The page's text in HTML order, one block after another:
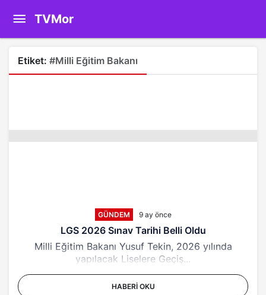
TVMor
Etiket: #Milli Eğitim Bakanı
GÜNDEM 9 ay önce
LGS 2026 Sınav Tarihi Belli Oldu
Milli Eğitim Bakanı Yusuf Tekin, 2026 yılında
yapılacak Liselere Geçiş...
HABERI OKU